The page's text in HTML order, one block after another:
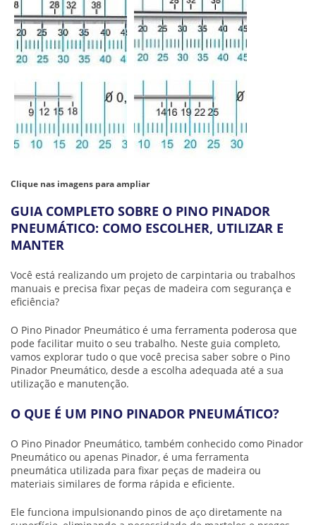
Clique nas imagens para ampliar
GUIA COMPLETO SOBRE O PINO PINADOR
PNEUMÁTICO: COMO ESCOLHER, UTILIZAR E
MANTER
Você está realizando um projeto de carpintaria ou trabalhos
manuais e precisa fixar peças de madeira com segurança e
eficiência?
O Pino Pinador Pneumático é uma ferramenta poderosa que
pode facilitar muito o seu trabalho. Neste guia completo,
vamos explorar tudo o que você precisa saber sobre o Pino
Pinador Pneumático, desde a escolha adequada até a sua
utilização e manutenção.
O QUE É UM PINO PINADOR PNEUMÁTICO?
O Pino Pinador Pneumático, também conhecido como Pinador
Pneumático ou apenas Pinador, é uma ferramenta
pneumática utilizada para fixar peças de madeira ou
materiais similares de forma rápida e eficiente.
Ele funciona impulsionando pinos de aço diretamente na